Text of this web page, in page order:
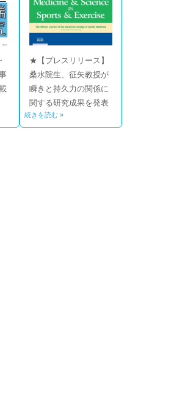
★【プレスリリース】
桑水院生、征矢教授が
瞬きと持久力の関係に
関する研究成果を発表
続きを読む »